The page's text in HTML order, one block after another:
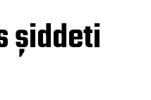
şiddeti